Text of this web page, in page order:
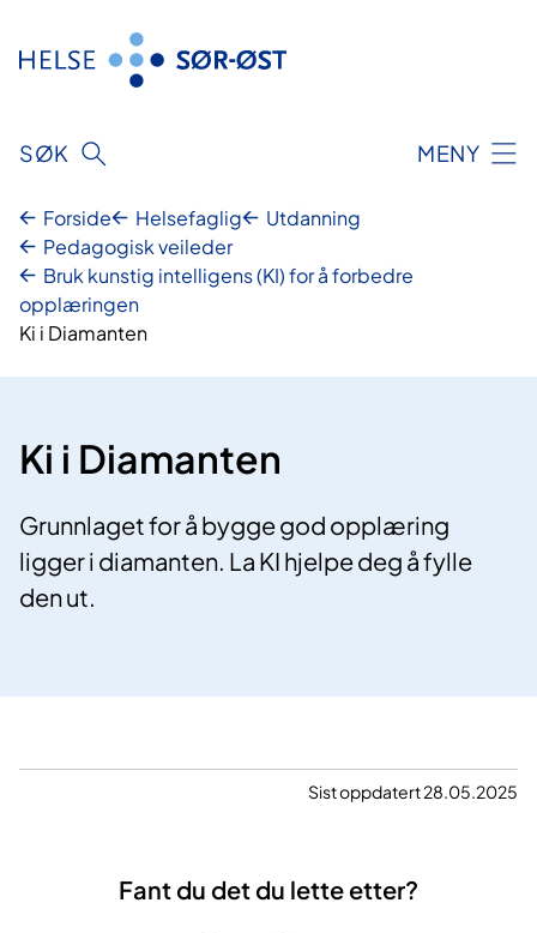
innhold
SØK MENY
Forside Helsefaglig
Utdanning
Pedagogisk veileder
Bruk kunstig intelligens (KI) for å forbedre
opplæringen
Ki i Diamanten
Ki i Diamanten
Grunnlaget for å bygge god opplæring
ligger i diamanten. La KI hjelpe deg å fylle
den ut.
Sist oppdatert 28.05.2025
Fant du det du lette etter?